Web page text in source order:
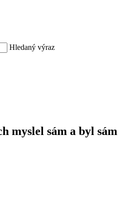
Hledaný výraz
myslel sám a byl sám